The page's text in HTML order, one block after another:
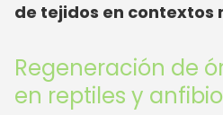
de tejidos en contextos
Regeneración de
en reptiles y